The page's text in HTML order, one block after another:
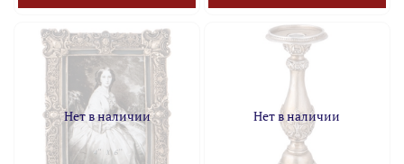
Нет в наличии Нет в наличии